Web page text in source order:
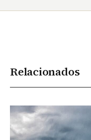
Relacionados